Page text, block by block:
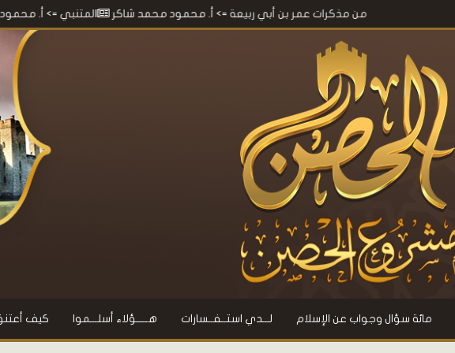
المتنبي=> أ. محمود محمد من مذكرات عمر بن أبي ربيعة=> أ. محمود محمد شاكر
مائة سؤال وجواب عن الإسلام لـــدي استــفــسارات هـــــؤلاء أسلـــموا كيف